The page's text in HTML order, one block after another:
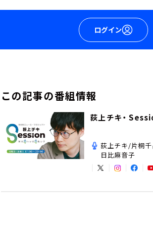
ログイン
この記事の番組情報
荻上チキ・
荻上チキ/片桐
日比麻音子